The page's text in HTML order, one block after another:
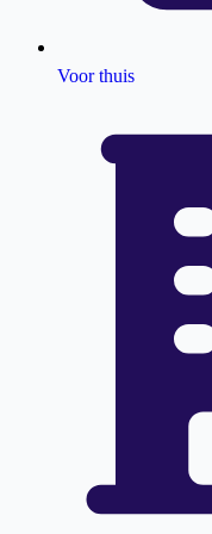
Voor thuis